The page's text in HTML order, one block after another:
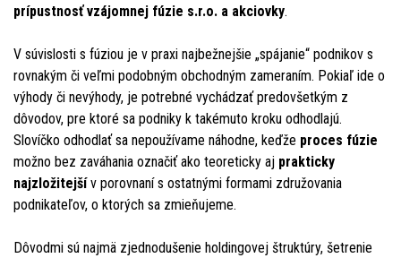
prípustnosť vzájomnej fúzie s.r.o. a akciovky.
V súvislosti s fúziou je v praxi najbežnejšie „spájanie“ podnikov s
rovnakým či veľmi podobným obchodným zameraním. Pokiaľ ide o
výhody či nevýhody, je potrebné vychádzať predovšetkým z
dôvodov, pre ktoré sa podniky k takémuto kroku odhodlajú.
Slovíčko odhodlať sa nepoužívame náhodne, keďže proces fúzie
možno bez zaváhania označiť ako teoreticky aj prakticky
najzložitejšív porovnaní s ostatnými formami združovania
podnikateľov, o ktorých sa zmieňujeme.
Dôvodmi sú najmä zjednodušenie holdingovej štruktúry, šetrenie